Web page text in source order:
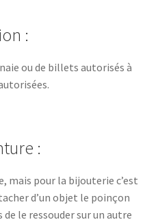
:
ou de billets autorisés à
:
mais pour la bijouterie c’est
d’un objet le poinçon
le ressouder sur un autre